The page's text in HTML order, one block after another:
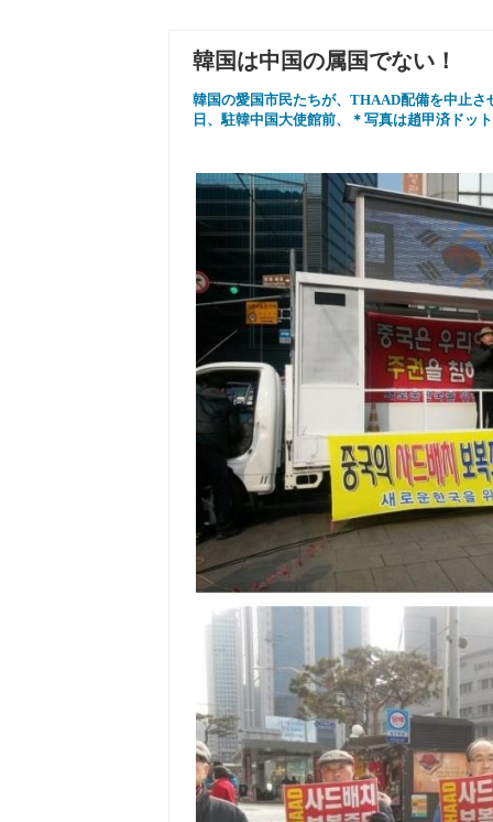
韓国は中国の属国でない！
韓国の愛国市民たちが、THAAD配備を中止
日、駐韓中国大使館前、＊写真は趙甲済ドッ